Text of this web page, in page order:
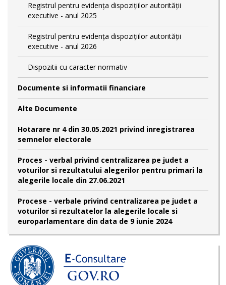
Registrul pentru evidența dispozițiilor autorității
executive - anul 2025
Registrul pentru evidența dispozițiilor autorității
executive - anul 2026
Dispozitii cu caracter normativ
Documente si informatii financiare
Alte Documente
Hotarare nr 4 din 30.05.2021 privind inregistrarea
semnelor electorale
Proces - verbal privind centralizarea pe judet a
voturilor si rezultatului alegerilor pentru primari la
alegerile locale din 27.06.2021
Procese - verbale privind centralizarea pe judet a
voturilor si rezultatelor la alegerile locale si
europarlamentare din data de 9 iunie 2024